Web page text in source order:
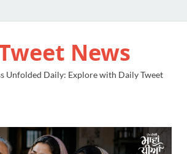
News
Unfolded Daily: Explore with Daily Tweet